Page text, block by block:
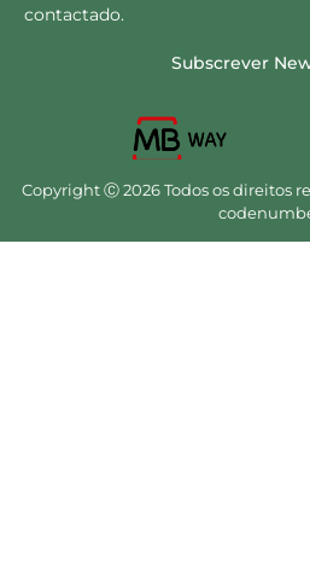
contactado.
Subscrever
Copyright Ⓒ 2026 Todos os direitos